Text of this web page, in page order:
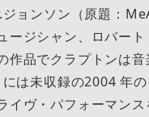
ョンソン（原題：
ージシャン、ロバー
品でクラプトンは⾳
は未収録の2004 年
イヴ・パフォーマン